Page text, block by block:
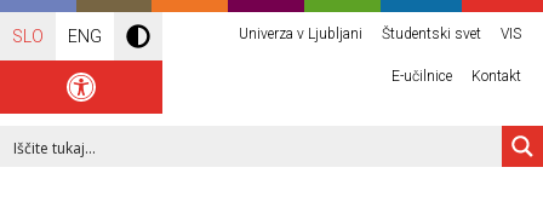
SLO ENG Univerza v Ljubljani Študentski svet VIS
E-učilnice Kontakt